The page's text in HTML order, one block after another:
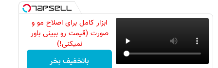
ابزار کامل برای اصلاح مو و
صورت (قیمت رو ببینی باور
نمیکنی!)
باتخفیف بخر